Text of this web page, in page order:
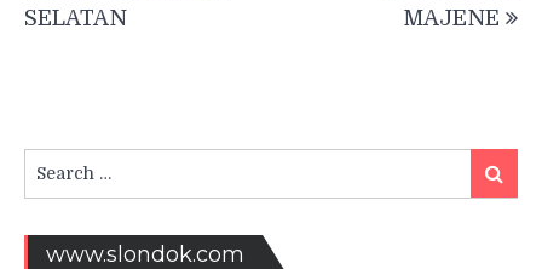
SELATAN
MAJENE
for:
Search
www.slondok.com